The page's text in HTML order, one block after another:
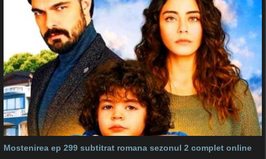
Mostenirea ep 299 subtitrat romana sezonul 2 complet online